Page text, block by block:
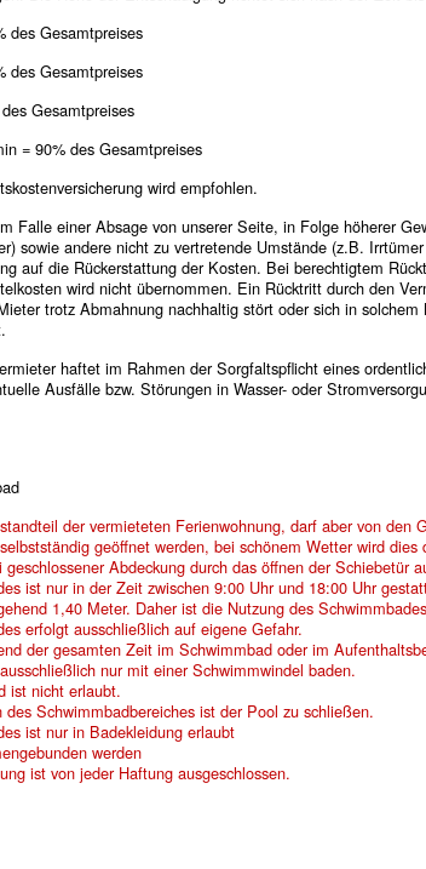
des Gesamtpreises
des Gesamtpreises
Gesamtpreises
= 90% des Gesamtpreises
wird empfohlen.
Falle einer Absage von unserer Seite, in Folge höherer
sowie andere nicht zu vertretende Umstände (z.B.
auf die Rückerstattung der Kosten. Bei berechtigtem
wird nicht übernommen. Ein Rücktritt durch den
trotz Abmahnung nachhaltig stört oder sich in
haftet im Rahmen der Sorgfaltspflicht eines
Ausfälle bzw. Störungen in Wasser- oder
der vermieteten Ferienwohnung, darf aber von den
geöffnet werden, bei schönem Wetter wird dies
Abdeckung durch das öffnen der Schiebetür
ist nur in der Zeit zwischen 9:00 Uhr und 18:00 Uhr
1,40 Meter. Daher ist die Nutzung des
erfolgt ausschließlich auf eigene Gefahr.
der gesamten Zeit im Schwimmbad oder im
nur mit einer Schwimmwindel baden.
ist nicht erlaubt.
Schwimmbadbereiches ist der Pool zu schließen.
ist nur in
werden
ist von jeder Haftung ausgeschlossen.